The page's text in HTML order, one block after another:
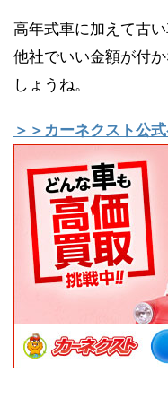
高年式車に加えて古
他社でいい金額が付
しょうね。
＞＞カーネクスト公